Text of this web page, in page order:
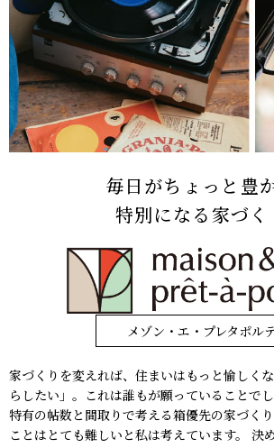
毎日がちょっと豊
特別になる家づく
メゾン・エ・プレタポル
家づくりを変えれば、住まいはもっと愉しく
らしたい」。これは誰もが願っていることでし
特有の帖数と間取りで考える箱優先の家づく
ことはとても難しいと私は考えています。
決